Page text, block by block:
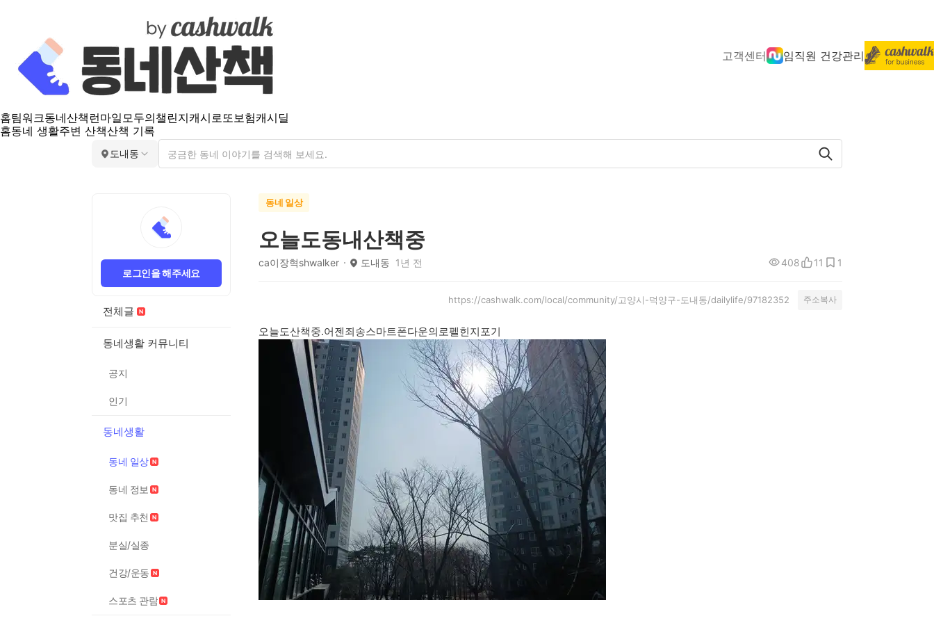
고객센터 임직원 건강관리
홈팀워크동네산책 런마일모두의챌린지캐시로또보험캐시딜
홈동네 생활주변 산책산책 기록
도내동
로그인을 해주세요
전체글
동네생활 커뮤니티
공지
인기
동네생활
동네 일상
동네 정보
맛집 추천
분실/실종
건강/운동
스포츠 관람
동네 일상
오늘도동내산책중
ca이장혁shwalker 도내동 1년 전 408 11 1
https://cashwalk.com/local/community/고양시-덕양구-도내동/dailylife/97182352 주소복사
오늘도산책중.어젠죄송스마트폰다운의로펠힌지포기